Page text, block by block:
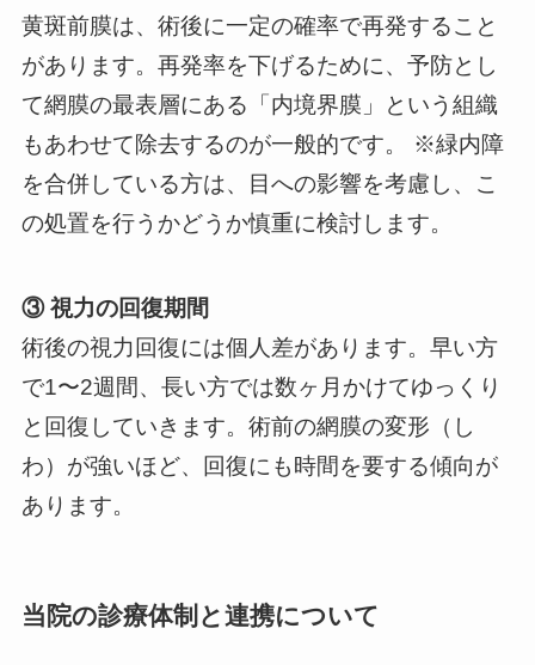
黄斑前膜は、術後に一定の確率で再発すること
があります。再発率を下げるために、予防とし
て網膜の最表層にある「内境界膜」という組織
もあわせて除去するのが一般的です。 ※緑内障
を合併している方は、目への影響を考慮し、こ
の処置を行うかどうか慎重に検討します。
③ 視力の回復期間
術後の視力回復には個人差があります。早い方
で1〜2週間、長い方では数ヶ月かけてゆっくり
と回復していきます。術前の網膜の変形（し
わ）が強いほど、回復にも時間を要する傾向が
あります。
当院の診療体制と連携について